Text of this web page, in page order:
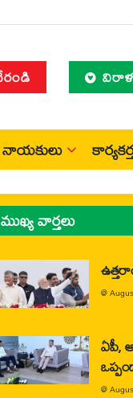
నాయకులు
ముఖ్య వార్తలు
@
ఏపీ,
@